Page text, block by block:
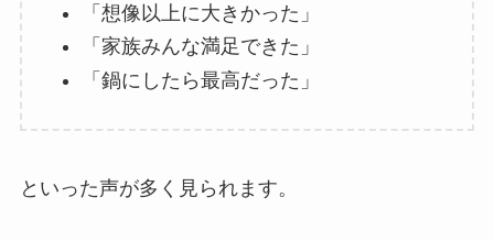
「想像以上に大きかった」
「家族みんな満足できた」
「鍋にしたら最高だった」
といった声が多く見られます。